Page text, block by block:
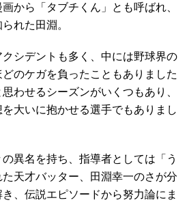
から「タブチくん」とも呼ばれ、
れた田淵。
シデントも多く、中には野球界の
のケガを負ったこともありました
わせるシーズンがいくつもあり、
を大いに抱かせる選手でもありまし
異名を持ち、指導者としては「う
天才バッター、田淵幸一のさが分
、伝説エピソードから努力論にま